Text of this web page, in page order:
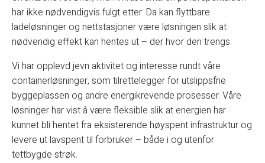
har ikke nødvendigvis fulgt etter. Da kan flyttbare
ladeløsninger og nettstasjoner være løsningen slik at
nødvendig effekt kan hentes ut – der hvor den trengs.
Vi har opplevd jevn aktivitet og interesse rundt våre
containerløsninger, som tilrettelegger for utslippsfrie
byggeplassen og andre energikrevende prosesser. Våre
løsninger har vist å være fleksible slik at energien har
kunnet bli hentet fra eksisterende høyspent infrastruktur og
levere ut lavspent til forbruker – både i og utenfor
tettbygde strøk.